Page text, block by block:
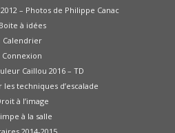
– Photos de Philippe Canac
Boite à idées
Calendrier
Connexion
Caillou 2016 – TD
techniques d’escalade
à l’image
à la salle